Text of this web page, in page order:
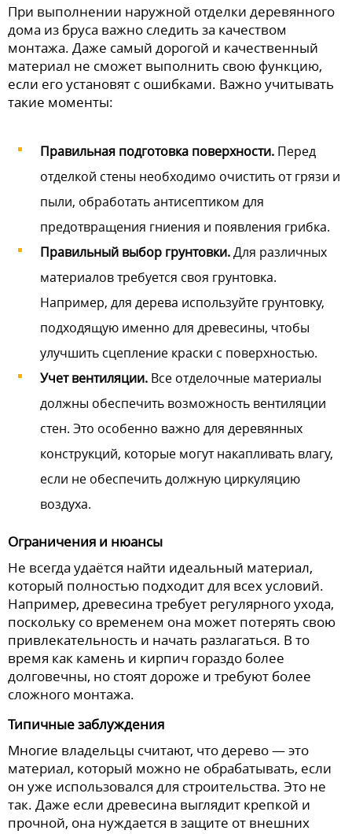
При выполнении наружной отделки деревянного
дома из бруса важно следить за качеством
монтажа. Даже самый дорогой и качественный
материал не сможет выполнить свою функцию,
если его установят с ошибками. Важно учитывать
такие моменты:
Правильная подготовка поверхности. Перед
отделкой стены необходимо очистить от грязи и
пыли, обработать антисептиком для
предотвращения гниения и появления грибка.
Правильный выбор грунтовки.Для различных
материалов требуется своя грунтовка.
Например, для дерева используйте грунтовку,
подходящую именно для древесины, чтобы
улучшить сцепление краски с поверхностью.
Учет вентиляции. Все отделочные материалы
должны обеспечить возможность вентиляции
стен. Это особенно важно для деревянных
конструкций, которые могут накапливать влагу,
если не обеспечить должную циркуляцию
воздуха.
Ограничения и нюансы
Не всегда удаётся найти идеальный материал,
который полностью подходит для всех условий.
Например, древесина требует регулярного ухода,
поскольку со временем она может потерять свою
привлекательность и начать разлагаться. В то
время как камень и кирпич гораздо более
долговечны, но стоят дороже и требуют более
сложного монтажа.
Типичные заблуждения
Многие владельцы считают, что дерево — это
материал, который можно не обрабатывать, если
он уже использовался для строительства. Это не
так. Даже если древесина выглядит крепкой и
прочной, она нуждается в защите от внешних